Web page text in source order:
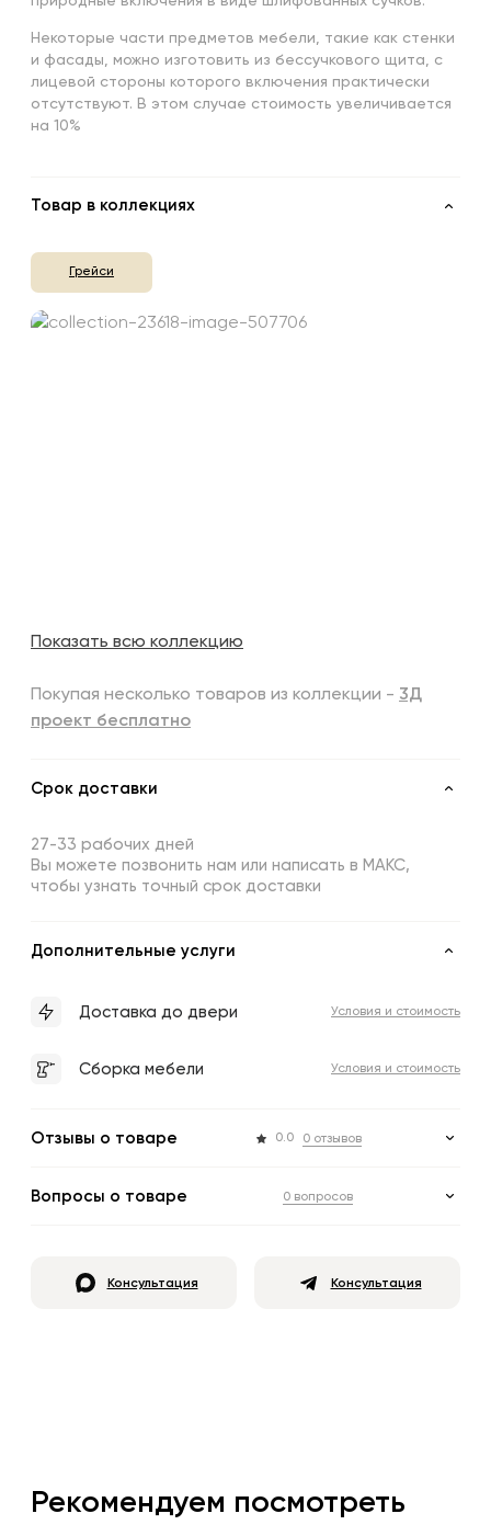
Некоторые части предметов мебели, такие как стенки
и фасады, можно изготовить из бессучкового щита, с
лицевой стороны которого включения практически
отсутствуют. В этом случае стоимость увеличивается
на 10%
Товар в коллекциях
Грейси
Показать всю коллекцию
Покупая несколько товаров из коллекции - 3Д
проект бесплатно
Срок доставки
27-33 рабочих дней
Вы можете позвонить нам или написать в МАКС,
чтобы узнать точный срок доставки
Дополнительные услуги
Доставка до двери Условия и стоимость
Сборка мебели Условия и стоимость
Отзывы о товаре 0.0 0 отзывов
Вопросы о товаре 0 вопросов
Консультация Консультация
Рекомендуем посмотреть